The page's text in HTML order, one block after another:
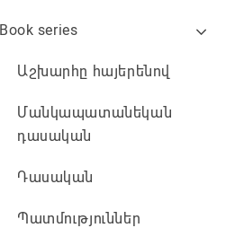
Book series
Աշխարհը հայերենով
Մանկապատանեկան
դասական
Դասական
Պատմություններ